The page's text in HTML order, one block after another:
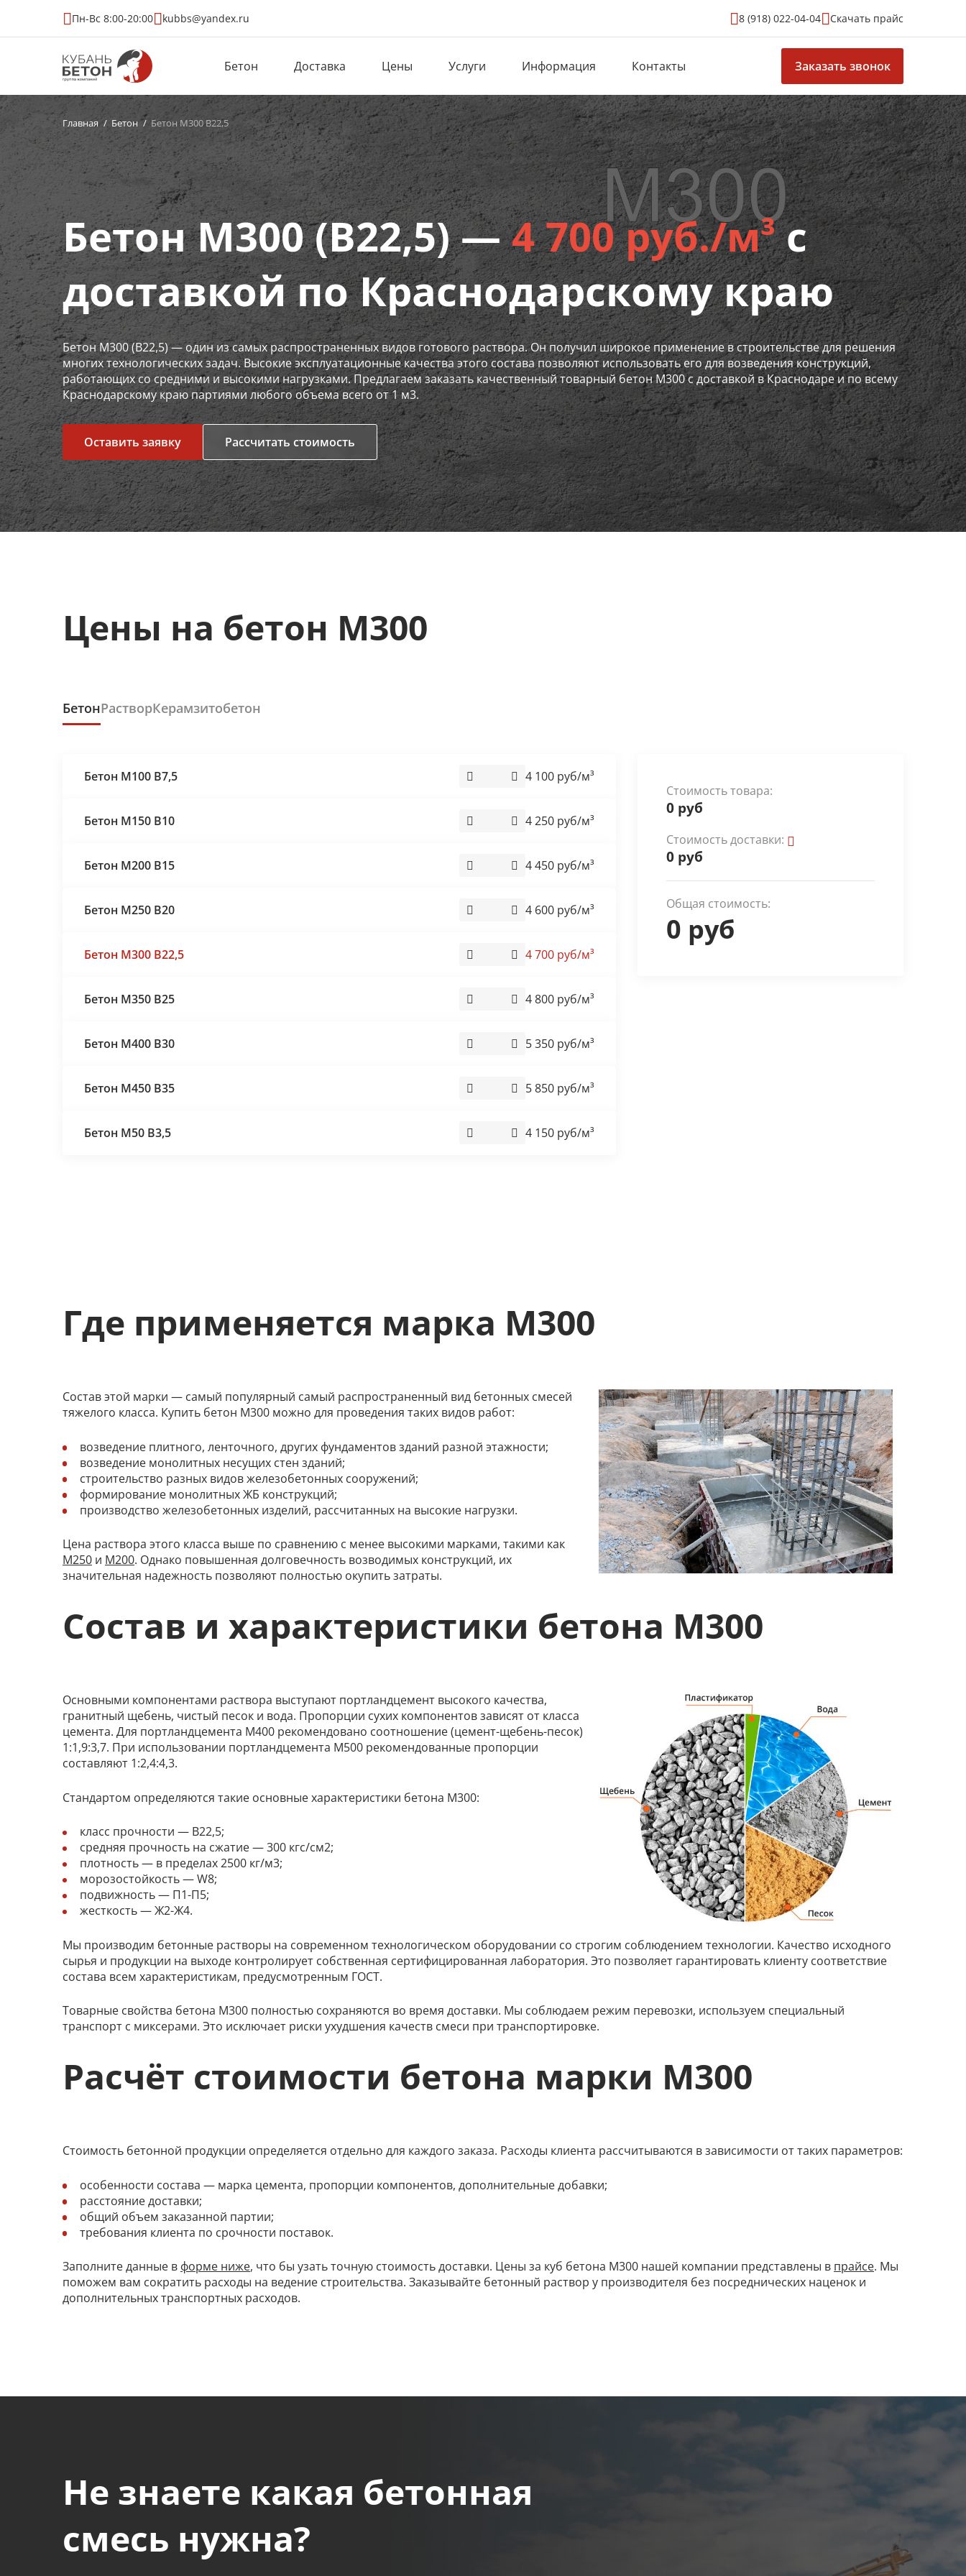
Пн-Вс 8:00-20:00 kubbs@yandex.ru 8 (918) 022-04-04 Скачать прайс
Бетон Доставка Цены Услуги Информация Контакты Заказать звонок
Главная Бетон Бетон М300 В22,5
Бетон М300 (В22,5) —4 700 руб./м³с
доставкой по Краснодарскому краю
Бетон М300 (В22,5) — один из самых распространенных видов готового раствора. Он получил широкое применение в строительстве для решения
многих технологических задач. Высокие эксплуатационные качества этого состава позволяют использовать его для возведения конструкций,
работающих со средними и высокими нагрузками. Предлагаем заказать качественный товарный бетон М300 с доставкой в Краснодаре и по всему
Краснодарскому краю партиями любого объема всего от 1 м3.
Оставить заявку Рассчитать стоимость
Цены на бетон М300
БетонРастворКерамзитобетон
Бетон М100 В7,5 4 100 руб/м³
Бетон М150 В10 4 250 руб/м³
Бетон М200 В15 4 450 руб/м³
Бетон М250 В20 4 600 руб/м³
Бетон М300 В22,5 4 700 руб/м³
Бетон М350 В25 4 800 руб/м³
Бетон М400 В30 5 350 руб/м³
Бетон М450 В35 5 850 руб/м³
Бетон М50 В3,5 4 150 руб/м³
Стоимость товара:
0 руб
Стоимость доставки:
0 руб
Общая стоимость:
0 руб
Где применяется марка М300
Состав этой марки — самый популярный самый распространенный вид бетонных смесей
тяжелого класса. Купить бетон М300 можно для проведения таких видов работ:
возведение плитного, ленточного, других фундаментов зданий разной этажности;
возведение монолитных несущих стен зданий;
строительство разных видов железобетонных сооружений;
формирование монолитных ЖБ конструкций;
производство железобетонных изделий, рассчитанных на высокие нагрузки.
Цена раствора этого класса выше по сравнению с менее высокими марками, такими как
М250 и М200. Однако повышенная долговечность возводимых конструкций, их
значительная надежность позволяют полностью окупить затраты.
Состав и характеристики бетона М300
Основными компонентами раствора выступают портландцемент высокого качества,
гранитный щебень, чистый песок и вода. Пропорции сухих компонентов зависят от класса
цемента. Для портландцемента М400 рекомендовано соотношение (цемент-щебень-песок)
1:1,9:3,7. При использовании портландцемента М500 рекомендованные пропорции
составляют 1:2,4:4,3.
Стандартом определяются такие основные характеристики бетона М300:
класс прочности — В22,5;
средняя прочность на сжатие — 300 кгс/см2;
плотность — в пределах 2500 кг/м3;
морозостойкость — W8;
подвижность — П1-П5;
жесткость — Ж2-Ж4.
Мы производим бетонные растворы на современном технологическом оборудовании со строгим соблюдением технологии. Качество исходного
сырья и продукции на выходе контролирует собственная сертифицированная лаборатория. Это позволяет гарантировать клиенту соответствие
состава всем характеристикам, предусмотренным ГОСТ.
Товарные свойства бетона М300 полностью сохраняются во время доставки. Мы соблюдаем режим перевозки, используем специальный
транспорт с миксерами. Это исключает риски ухудшения качеств смеси при транспортировке.
Расчёт стоимости бетона марки М300
Стоимость бетонной продукции определяется отдельно для каждого заказа. Расходы клиента рассчитываются в зависимости от таких параметров:
особенности состава — марка цемента, пропорции компонентов, дополнительные добавки;
расстояние доставки;
общий объем заказанной партии;
требования клиента по срочности поставок.
Заполните данные в форме ниже, что бы узать точную стоимость доставки. Цены за куб бетона М300 нашей компании представлены в прайсе. Мы
поможем вам сократить расходы на ведение строительства. Заказывайте бетонный раствор у производителя без посреднических наценок и
дополнительных транспортных расходов.
Не знаете какая бетонная
смесь нужна?